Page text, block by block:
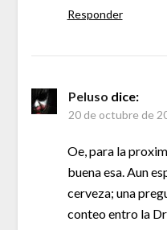
Responder
Peluso dice:
20 de octubre de
Oe, para la
buena esa. Aun
cerveza; una
conteo entro la